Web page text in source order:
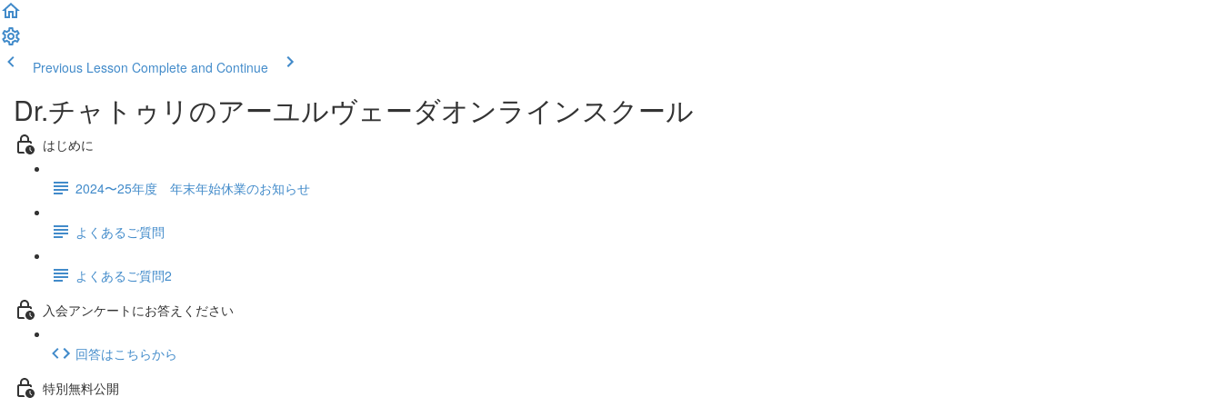
Previous Lesson Complete and Continue
Dr.チャトゥリのアーユルヴェーダオンラインスクール
はじめに
2024〜25年度 年末年始休業のお知らせ
よくあるご質問
よくあるご質問2
入会アンケートにお答えください
回答はこちらから
特別無料公開